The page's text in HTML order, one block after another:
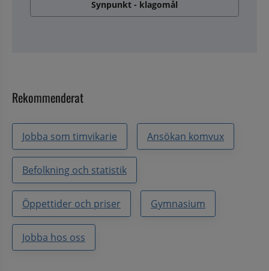
Synpunkt - klagomål
Rekommenderat
Jobba som timvikarie Ansökan komvux
Befolkning och statistik
Öppettider och priser Gymnasium
Jobba hos oss